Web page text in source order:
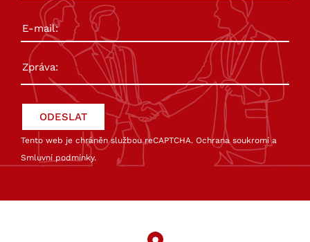
Tento web je chráněn službou reCAPTCHA. Ochrana soukromía
Smluvní podmínky.